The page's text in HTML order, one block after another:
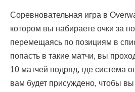
Соревновательная игра в
котором вы набираете очки за
перемещаясь по позициям в
попасть в такие матчи, вы
10 матчей подряд, где система
вам будет присуждено, чтобы